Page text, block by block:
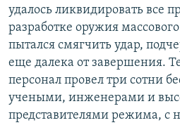
удалось ликвидировать все
разработке оружия
пытался смягчить удар,
еще далека от завершения.
персонал провел три сотни
учеными, инженерами и
представителями режима, с